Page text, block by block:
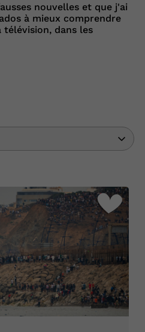
nouvelles et que j'ai
à mieux comprendre
dans les